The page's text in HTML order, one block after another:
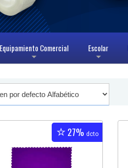
+
Equipamiento Comercial
+
Escolar
27% dcto